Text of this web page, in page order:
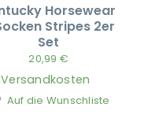
Horsewear
Stripes 2er
Set
20,99 €
Versandkosten
Auf die Wunschliste